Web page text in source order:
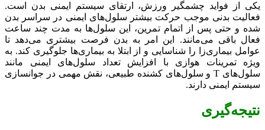
یکی از فواید چشمگیر ورزش، ارتقای سیستم ایمنی بدن است.
فعالیت بدنی موجب حرکت بیشتر سلول‌های ایمنی در سراسر بدن
شده و حتی پس از اتمام تمرین، این سلول‌ها به مدت چند ساعت
فعال باقی می‌مانند. این امر به بدن فرصت بیشتری می‌دهد تا
عوامل بیماری‌زا را شناسایی و از ابتلا به بیماری‌ها جلوگیری کند. به
ویژه تمرینات هوازی با افزایش تعداد سلول‌های ایمنی مانند
سلول‌های T و سلول‌های کشنده طبیعی، نقش مهمی در جوانسازی
سیستم ایمنی دارند.
نتیجه‌گیری